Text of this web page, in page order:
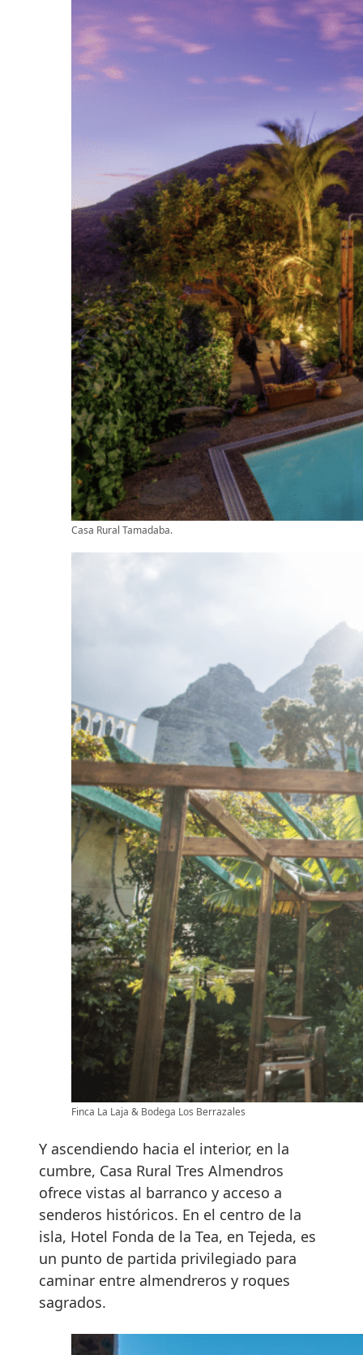
Casa Rural Tamadaba.
Finca La Laja & Bodega Los Berrazales
Y ascendiendo hacia el interior, en la
cumbre, Casa Rural Tres Almendros
ofrece vistas al barranco y acceso a
senderos históricos. En el centro de la
isla, Hotel Fonda de la Tea, en Tejeda, es
un punto de partida privilegiado para
caminar entre almendreros y roques
sagrados.